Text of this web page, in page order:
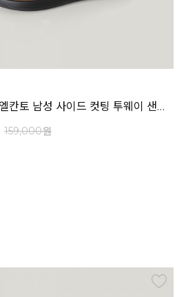
인텐스 by 엘칸토 남성 사이드 컷팅 투웨이 샌들 2.5cm LCMW49I626
159,000원